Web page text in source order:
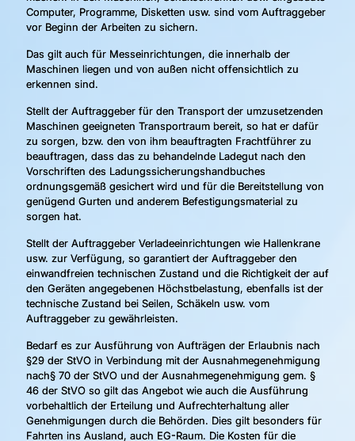
Computer, Programme, Disketten usw. sind vom Auftraggeber
vor Beginn der Arbeiten zu sichern.
Das gilt auch für Messeinrichtungen, die innerhalb der
Maschinen liegen und von außen nicht offensichtlich zu
erkennen sind.
Stellt der Auftraggeber für den Transport der umzusetzenden
Maschinen geeigneten Transportraum bereit, so hat er dafür
zu sorgen, bzw. den von ihm beauftragten Frachtführer zu
beauftragen, dass das zu behandelnde Ladegut nach den
Vorschriften des Ladungssicherungshandbuches
ordnungsgemäß gesichert wird und für die Bereitstellung von
genügend Gurten und anderem Befestigungsmaterial zu
sorgen hat.
Stellt der Auftraggeber Verladeeinrichtungen wie Hallenkrane
usw. zur Verfügung, so garantiert der Auftraggeber den
einwandfreien technischen Zustand und die Richtigkeit der auf
den Geräten angegebenen Höchstbelastung, ebenfalls ist der
technische Zustand bei Seilen, Schäkeln usw. vom
Auftraggeber zu gewährleisten.
Bedarf es zur Ausführung von Aufträgen der Erlaubnis nach
§29 der StVO in Verbindung mit der Ausnahmegenehmigung
nach§ 70 der StVO und der Ausnahmegenehmigung gem. §
46 der StVO so gilt das Angebot wie auch die Ausführung
vorbehaltlich der Erteilung und Aufrechterhaltung aller
Genehmigungen durch die Behörden. Dies gilt besonders für
Fahrten ins Ausland, auch EG-Raum. Die Kosten für die